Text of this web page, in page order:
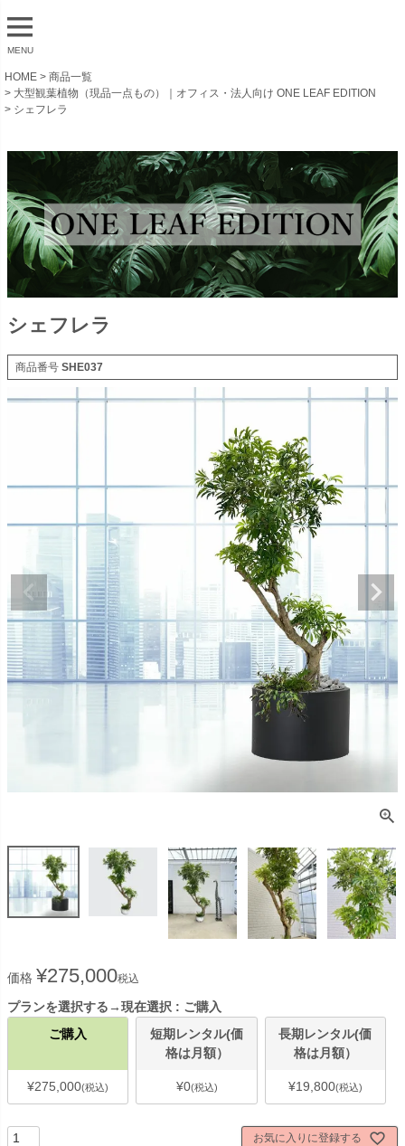
MENU
HOME
商品一覧
大型観葉植物（現品一点もの）｜オフィス・法人向け ONE LEAF EDITION
シェフレラ
シェフレラ
商品番号 SHE037
価格 ¥275,000税込
プランを選択する→現在選択
ご購入
ご購入
¥275,000 税込
短期レンタル(価
格は月額）
¥0 税込
長期レンタル(価
格は月額）
¥19,800 税込
お気に入りに登録する